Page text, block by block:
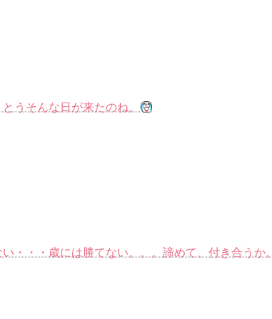
うそんな日が来たのね。
い・・・歳には勝てない。。。諦めて、付き合うか。